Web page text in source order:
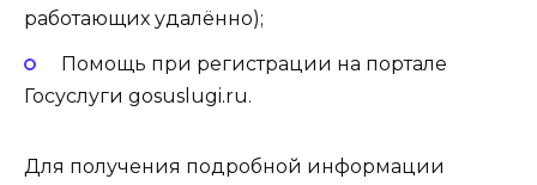
работающих удалённо);
Помощь при регистрации на портале
Госуслуги gosuslugi.ru.
Для получения подробной информации